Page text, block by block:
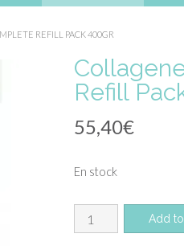
REFILL PACK 400GR
Refill
55,40€
En stock
quantité
de
Add